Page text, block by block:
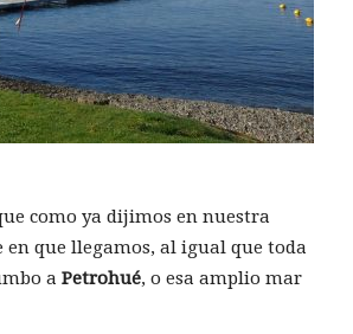
como ya dijimos en nuestra
en que llegamos, al igual que toda
a Petrohué, o esa amplio mar